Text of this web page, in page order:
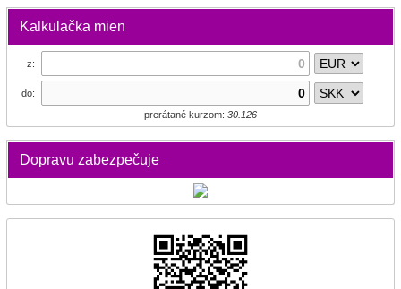
Kalkulačka mien
z:
do:
prerátané kurzom: 30.126
Dopravu zabezpečuje